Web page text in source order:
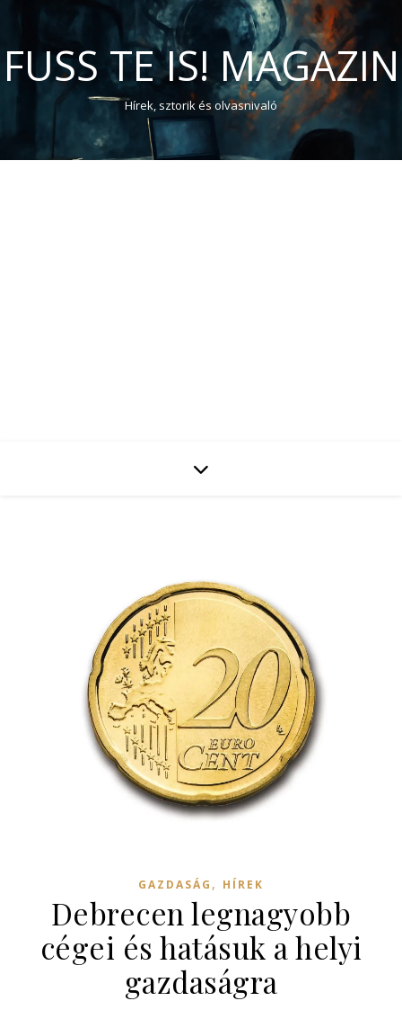
FUSS TE IS! MAGAZIN
Hírek, sztorik és olvasnivaló
GAZDASÁG , HÍREK
Debrecen legnagyobb
cégei és hatásuk a helyi
gazdaságra